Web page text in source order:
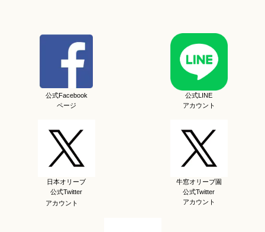
公式Facebook
ページ
公式LINE
アカウント
日本オリーブ
公式Twitter
アカウント
牛窓オリーブ園
公式Twitter
アカウント